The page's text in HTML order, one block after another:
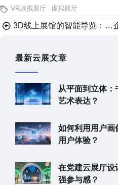
VR虚拟展厅 虚拟展厅
3D线上展馆的智能导览：你的兴趣，就是最佳路线
最新云展文章
从平面到立体
艺术表达？
如何利用用户画
用户体验？
在党建云展厅设
强参与感？